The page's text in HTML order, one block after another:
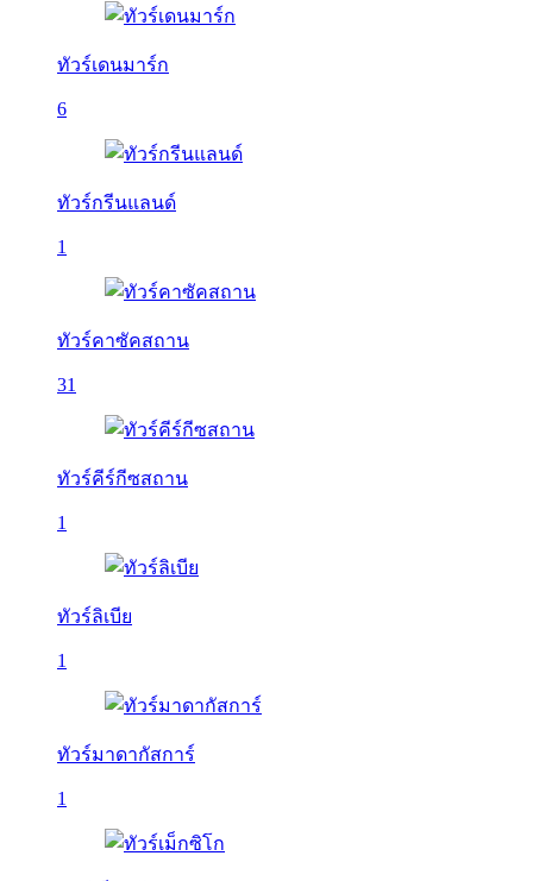
ทัวร์เดนมาร์ก
6
ทัวร์กรีนแลนด์
1
ทัวร์คาซัคสถาน
31
ทัวร์คีร์กีซสถาน
1
ทัวร์ลิเบีย
1
ทัวร์มาดากัสการ์
1